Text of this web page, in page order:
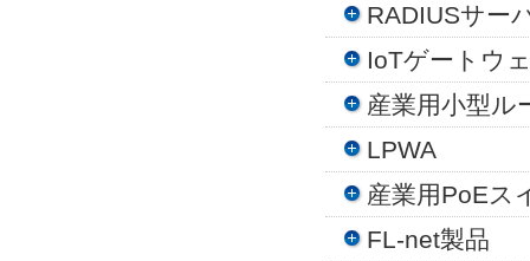
RADIUSサー
IoTゲートウ
産業用小型ル
LPWA
産業用PoEス
FL-net製品